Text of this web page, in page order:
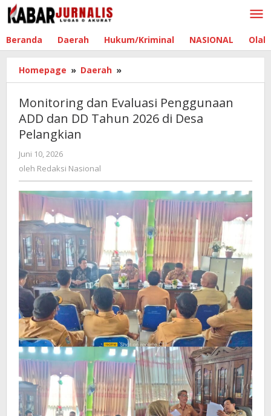
Lewati
ke
Beranda Daerah Hukum/Kriminal NASIONAL
Homepage » Daerah »
dan
Evaluasi
Penggunaan
ADD
di
Desa
Pelangkian
Monitoring dan Evaluasi Penggunaan
ADD dan DD Tahun 2026 di Desa
Pelangkian
Juni 10, 2026
Redaksi
oleh Redaksi Nasional